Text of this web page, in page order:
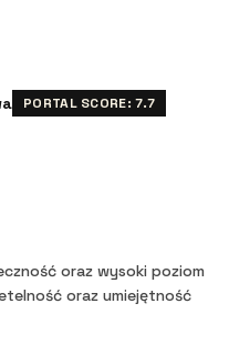
PORTAL SCORE:7.7
oraz wysoki poziom
oraz umiejętność